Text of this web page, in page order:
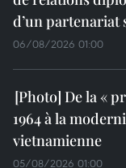
d’un partenariat
06/08/2026 01:00
De la «
1964 à la
vietnamienne
05/08/2026 01:00